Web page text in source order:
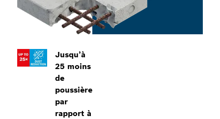
Jusqu’à
25 moins
de
poussière
par
rapport à